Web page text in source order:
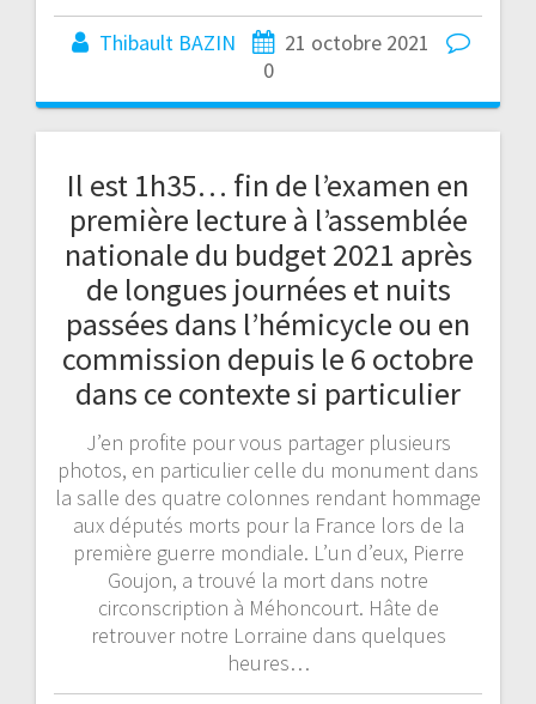
Thibault BAZIN
21 octobre 2021
0
Il est 1h35… fin de l’examen en
première lecture à l’assemblée
nationale du budget 2021 après
de longues journées et nuits
passées dans l’hémicycle ou en
commission depuis le 6 octobre
dans ce contexte si particulier
J’en profite pour vous partager plusieurs
photos, en particulier celle du monument dans
la salle des quatre colonnes rendant hommage
aux députés morts pour la France lors de la
première guerre mondiale. L’un d’eux, Pierre
Goujon, a trouvé la mort dans notre
circonscription à Méhoncourt. Hâte de
retrouver notre Lorraine dans quelques
heures…